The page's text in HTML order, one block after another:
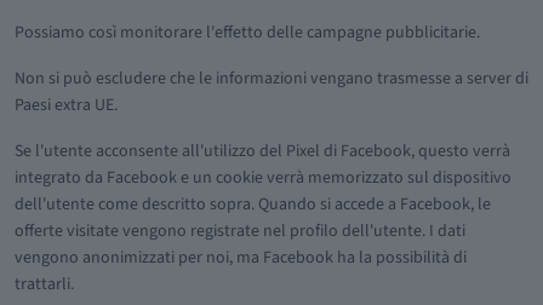
Possiamo così monitorare l'effetto delle campagne pubblicitarie.
Non si può escludere che le informazioni vengano trasmesse a server di
Paesi extra UE.
Se l'utente acconsente all'utilizzo del Pixel di Facebook, questo verrà
integrato da Facebook e un cookie verrà memorizzato sul dispositivo
dell'utente come descritto sopra. Quando si accede a Facebook, le
offerte visitate vengono registrate nel profilo dell'utente. I dati
vengono anonimizzati per noi, ma Facebook ha la possibilità di
trattarli.